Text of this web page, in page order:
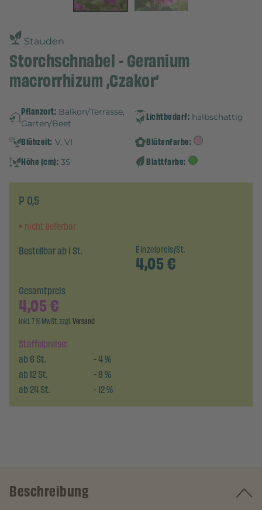
Stauden
Storchschnabel - Geranium
macrorrhizum ‚Czakor‘
Pflanzort: Balkon/Terrasse,
Garten/Beet
Lichtbedarf: halbschattig
Blühzeit: V, VI
Blütenfarbe:
Höhe (cm): 35 Blattfarbe:
P 0,5
nicht lieferbar
Bestellbar ab 1 St.
Einzelpreis/St.
4,05€
Staffelpreise:
ab6St. -4%
ab12St. -8%
ab24St. -12%
Gesamtpreis
4,05€
inkl. 7 % MwSt. zzgl.Versand
Beschreibung